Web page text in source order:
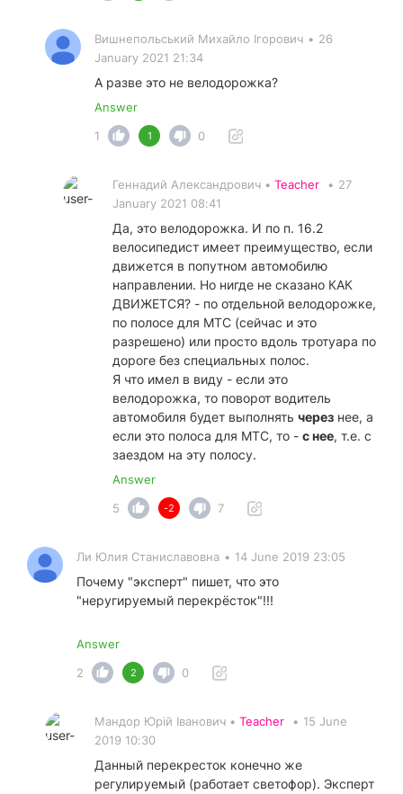
Вишнепольський Михайло Ігорович • 26
January 2021 21:34
А разве это не велодорожка?
Answer
1
1 0
Геннадий Александрович • Teacher • 27
January 2021 08:41
Да, это велодорожка. И по п. 16.2
велосипедист имеет преимущество, если
движется в попутном автомобилю
направлении. Но нигде не сказано КАК
ДВИЖЕТСЯ? - по отдельной велодорожке,
по полосе для МТС (сейчас и это
разрешено) или просто вдоль тротуара по
дороге без специальных полос.
Я что имел в виду - если это
велодорожка, то поворот водитель
автомобиля будет выполнять через нее, а
если это полоса для МТС, то - с нее, т.е. с
заездом на эту полосу.
Answer
5
-2 7
Ли Юлия Станиславовна • 14 June 2019 23:05
Почему "эксперт" пишет, что это
"неругируемый перекрёсток"!!!
Answer
2
2 0
Мандор Юрій Іванович • Teacher • 15 June
2019 10:30
Данный перекресток конечно же
регулируемый (работает светофор). Эксперт